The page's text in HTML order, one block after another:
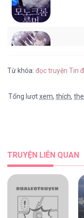
Tin
Tin
Từ khóa: đọc truyện Tin
Tổng lượtxem, thích,
TRUYỆN LIÊN QUAN